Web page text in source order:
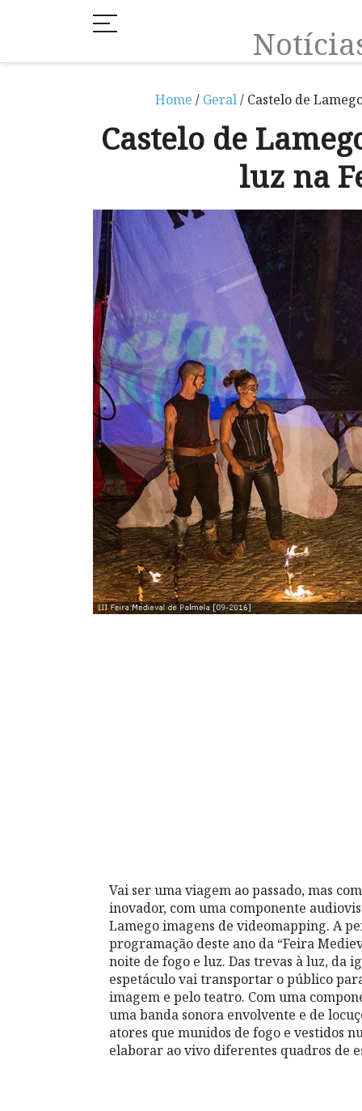
Home / Geral/ Castelo de
Castelo de
luz na
Vai ser uma viagem ao passado, mas
inovador, com uma componente
Lamego imagens de videomapping. A
programação deste ano da “Feira
noite de fogo e luz. Das trevas à luz, da
espetáculo vai transportar o público
imagem e pelo teatro. Com uma
uma banda sonora envolvente e de
atores que munidos de fogo e vestidos
elaborar ao vivo diferentes quadros de